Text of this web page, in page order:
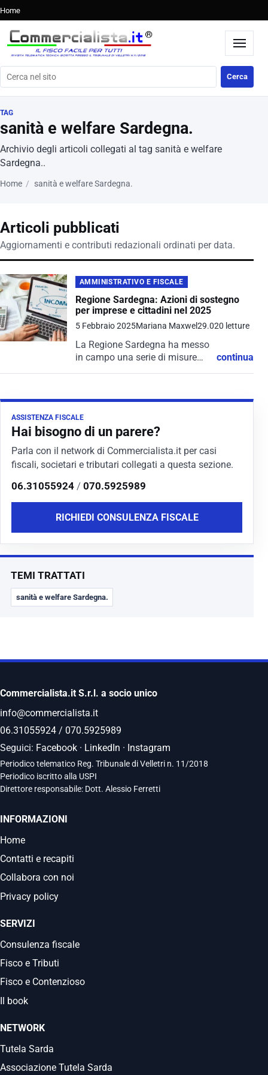
Home
Cerca nel sito Cerca
TAG
sanità e welfare Sardegna.
Archivio degli articoli collegati al tag sanità e welfare
Sardegna..
Home sanità e welfare Sardegna.
Articoli pubblicati
Aggiornamenti e contributi redazionali ordinati per data.
AMMINISTRATIVO E FISCALE
Regione Sardegna: Azioni di sostegno
per imprese e cittadini nel 2025
5 Febbraio 2025Mariana Maxwel29.020 letture
La Regione Sardegna ha messo
in campo una serie di misure
territorio....
continua
ASSISTENZA FISCALE
Hai bisogno di un parere?
Parla con il network di Commercialista.it per casi
fiscali, societari e tributari collegati a questa sezione.
06.31055924 / 070.5925989
RICHIEDI CONSULENZA FISCALE
TEMI TRATTATI
sanità e welfare Sardegna.
Commercialista.it S.r.l. a socio unico
info@commercialista.it
06.31055924 / 070.5925989
Seguici: Facebook · LinkedIn · Instagram
Periodico telematico Reg. Tribunale di Velletri n. 11/2018
Periodico iscritto alla USPI
Direttore responsabile: Dott. Alessio Ferretti
INFORMAZIONI
Home
Contatti e recapiti
Collabora con noi
Privacy policy
SERVIZI
Consulenza fiscale
Fisco e Tributi
Fisco e Contenzioso
Il book
NETWORK
Tutela Sarda
Associazione Tutela Sarda